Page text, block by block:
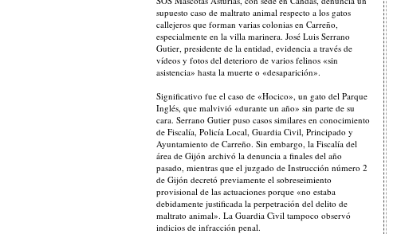
supuesto caso de maltrato animal respecto a los gatos
callejeros que forman varias colonias en Carreño,
especialmente en la villa marinera. José Luis Serrano
Gutier, presidente de la entidad, evidencia a través de
vídeos y fotos del deterioro de varios felinos «sin
asistencia» hasta la muerte o «desaparición».
Significativo fue el caso de «Hocico», un gato del Parque
Inglés, que malvivió «durante un año» sin parte de su
cara. Serrano Gutier puso casos similares en conocimiento
de Fiscalía, Policía Local, Guardia Civil, Principado y
Ayuntamiento de Carreño. Sin embargo, la Fiscalía del
área de Gijón archivó la denuncia a finales del año
pasado, mientras que el juzgado de Instrucción número 2
de Gijón decretó previamente el sobreseimiento
provisional de las actuaciones porque «no estaba
debidamente justificada la perpetración del delito de
maltrato animal». La Guardia Civil tampoco observó
indicios de infracción penal.